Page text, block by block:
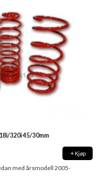
320i 45/30mm
Kjøp
med årsmodell 2005-